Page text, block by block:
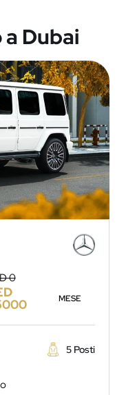
Dubai
0
MESE
5 Posti